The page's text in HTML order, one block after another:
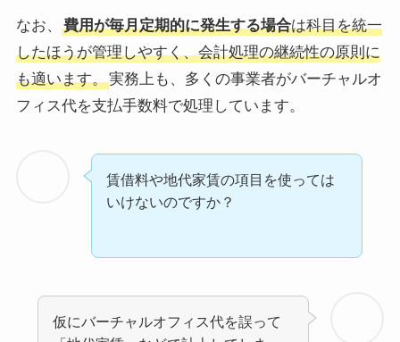
なお、 費用が毎月定期的に発生する場合は科目を統一
したほうが管理しやすく、会計処理の継続性の原則に
も適います。実務上も、多くの事業者がバーチャルオ
フィス代を支払手数料で処理しています。
賃借料や地代家賃の項目を使っては
いけないのですか？
仮にバーチャルオフィス代を誤って